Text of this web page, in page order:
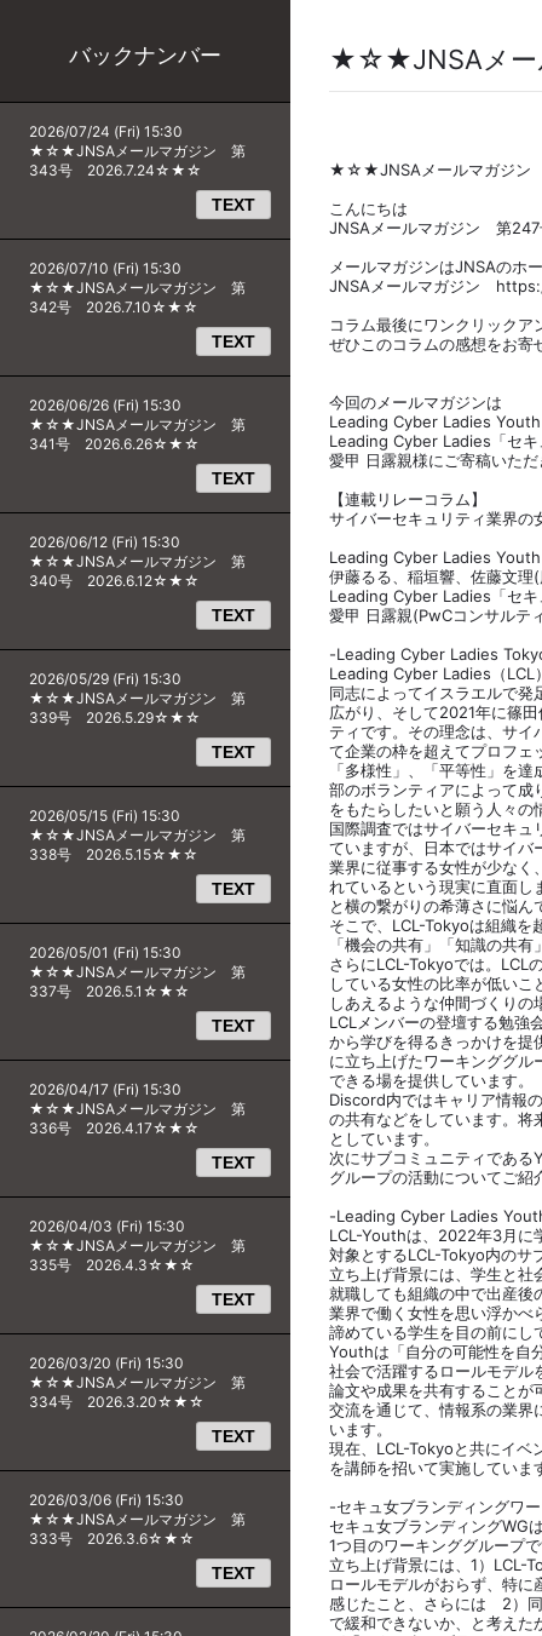
バックナンバー
2026/07/24 (Fri) 15:30
★☆★JNSAメールマガジン 第
343号 2026.7.24☆★☆
TEXT
2026/07/10 (Fri) 15:30
★☆★JNSAメールマガジン 第
342号 2026.7.10☆★☆
TEXT
2026/06/26 (Fri) 15:30
★☆★JNSAメールマガジン 第
341号 2026.6.26☆★☆
TEXT
2026/06/12 (Fri) 15:30
★☆★JNSAメールマガジン 第
340号 2026.6.12☆★☆
TEXT
2026/05/29 (Fri) 15:30
★☆★JNSAメールマガジン 第
339号 2026.5.29☆★☆
TEXT
2026/05/15 (Fri) 15:30
★☆★JNSAメールマガジン 第
338号 2026.5.15☆★☆
TEXT
2026/05/01 (Fri) 15:30
★☆★JNSAメールマガジン 第
337号 2026.5.1☆★☆
TEXT
2026/04/17 (Fri) 15:30
★☆★JNSAメールマガジン 第
336号 2026.4.17☆★☆
TEXT
2026/04/03 (Fri) 15:30
★☆★JNSAメールマガジン 第
335号 2026.4.3☆★☆
TEXT
2026/03/20 (Fri) 15:30
★☆★JNSAメールマガジン 第
334号 2026.3.20☆★☆
TEXT
2026/03/06 (Fri) 15:30
★☆★JNSAメールマガジン 第
333号 2026.3.6☆★☆
TEXT
★☆★JNSAメ
★☆★JNSAメールマガジ
こんにちは
JNSAメールマガジン 第
メールマガジンはJNSAのホ
JNSAメールマガジン
コラム最後にワンクリックア
ぜひこのコラムの感想をお寄
今回のメールマガジンは
Leading Cyber Ladies Youth
Leading Cyber Ladies「セ
愛甲 日露親様にご寄稿いた
【連載リレーコラム】
サイバーセキュリティ業界の
Leading Cyber Ladies Youth
伊藤るる、稲垣響、佐藤文理
Leading Cyber Ladies「セ
愛甲 日露親(PwCコンサルテ
-Leading Cyber Ladies
Leading Cyber Ladies（LCL
同志によってイスラエルで
広がり、そして2021年に篠
ティです。その理念は、サ
て企業の枠を超えてプロフェ
「多様性」、「平等性」を
部のボランティアによって成
をもたらしたいと願う人々の
国際調査ではサイバーセキ
ていますが、日本ではサイバ
業界に従事する女性が少なく
れているという現実に直面し
と横の繋がりの希薄さに悩
そこで、LCL-Tokyoは組織を
「機会の共有」「知識の共
さらにLCL-Tokyoでは。LCL
している女性の比率が低い
しあえるような仲間づくりの
LCLメンバーの登壇する勉強
から学びを得るきっかけを提
に立ち上げたワーキンググル
できる場を提供しています。
Discord内ではキャリア情報
の共有などをしています。将
としています。
次にサブコミュニティであ
グループの活動についてご紹
-Leading Cyber Ladies
LCL-Youthは、2022年3月に
対象とするLCL-Tokyo内のサ
立ち上げ背景には、学生と
就職しても組織の中で出産
業界で働く女性を思い浮かべ
諦めている学生を目の前にし
Youthは「自分の可能性を自
社会で活躍するロールモデル
論文や成果を共有することが
交流を通じて、情報系の業界
います。
現在、LCL-Tokyoと共にイベ
を講師を招いて実施していま
-セキュ女ブランディングワ
セキュ女ブランディングWG
1つ目のワーキンググループ
立ち上げ背景には、1）LCL-
ロールモデルがおらず、特
感じたこと、さらには 2）
で緩和できないか、と考えた